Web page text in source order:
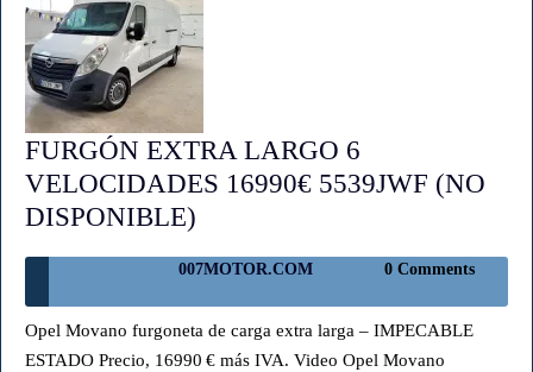
FURGÓN EXTRA LARGO 6
VELOCIDADES 16990€ 5539JWF (NO
DISPONIBLE)
LARGO
6
VELOCIDADES
007MOTOR.COM 007MOTOR.COM
0 Comments
Opel Movano furgoneta de carga extra larga – IMPECABLE
ESTADO Precio, 16990 € más IVA. Video Opel Movano